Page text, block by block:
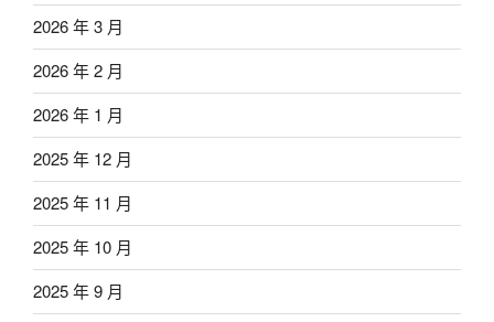
2026 年 3 月
2026 年 2 月
2026 年 1 月
2025 年 12 月
2025 年 11 月
2025 年 10 月
2025 年 9 月